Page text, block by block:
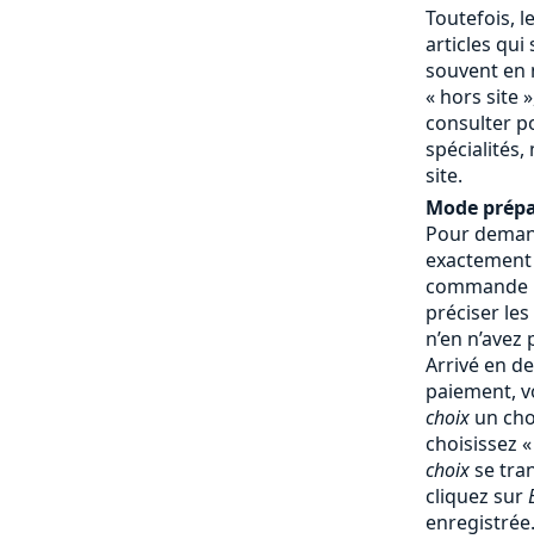
Toutefois,
articles qui
souvent en
« hors site
consulter
spécialités,
site.
Mode
Pour
commande
préciser
n’en
Arrivé en
paiement,
choix un
choisissez
choixse
cliquez sur
enregistrée.